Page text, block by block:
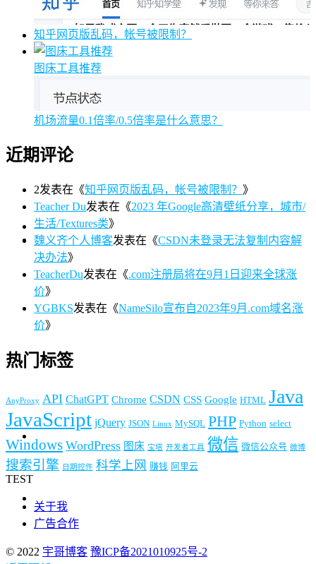
知乎网页版乱码，帐号被限制？
图床工具推荐
机场流量0.1倍率/0.5倍率是什么意思？
近期评论
2发表在《知乎网页版乱码，帐号被限制？ 》
Teacher Du发表在《2023 年Google高清壁纸分享，城市/
生活/Textures类》
魏义齐个人博客发表在《CSDN未登录无法复制内容解
决办法》
TeacherDu发表在《.com注册局将在9月1日迎来全球涨
价》
YGBKS发表在《NameSilo宣布自2023年9月.com域名涨
价》
热门标签
AnyProxy API ChatGPT Chrome CSDN CSS Google HTML Java
JavaScript jQuery JSON Linux MySQL PHP Python select
Windows WordPress 图床 宝塔 开发者工具 微信 微信公众号 微博
搜索引擎 日期控件 科学上网 赚钱 阿里云
TEST
关于我
广告合作
© 2022 宇哥博客 豫ICP备2021010925号-2